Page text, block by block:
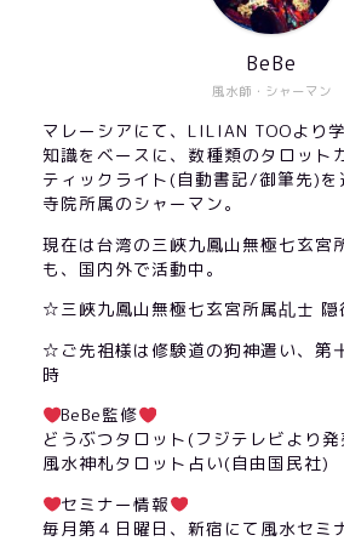
風水師・シャーマン
BeBe
マレーシアにて、LILIAN TOOより
知識をベースに、数種類のタロット
ティックライト(自動書記/御筆先)を
寺院所属のシャーマン。
現在は台湾の三峽九鳳山無極七玄宮
も、国内外で活動中。
☆三峽九鳳山無極七玄宮所属乩士 隠
☆ご先祖様は修験道の狗神遣い、第
時
BeBe監修
どうぶつタロット(フジテレビより発
風水神札タロット占い(自由国民社)
セミナー情報
毎月第４日曜日、新宿にて風水セミ